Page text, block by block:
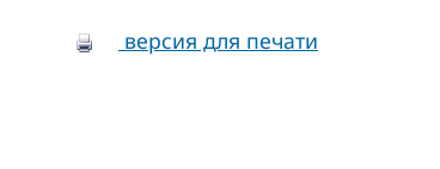
версия для печати